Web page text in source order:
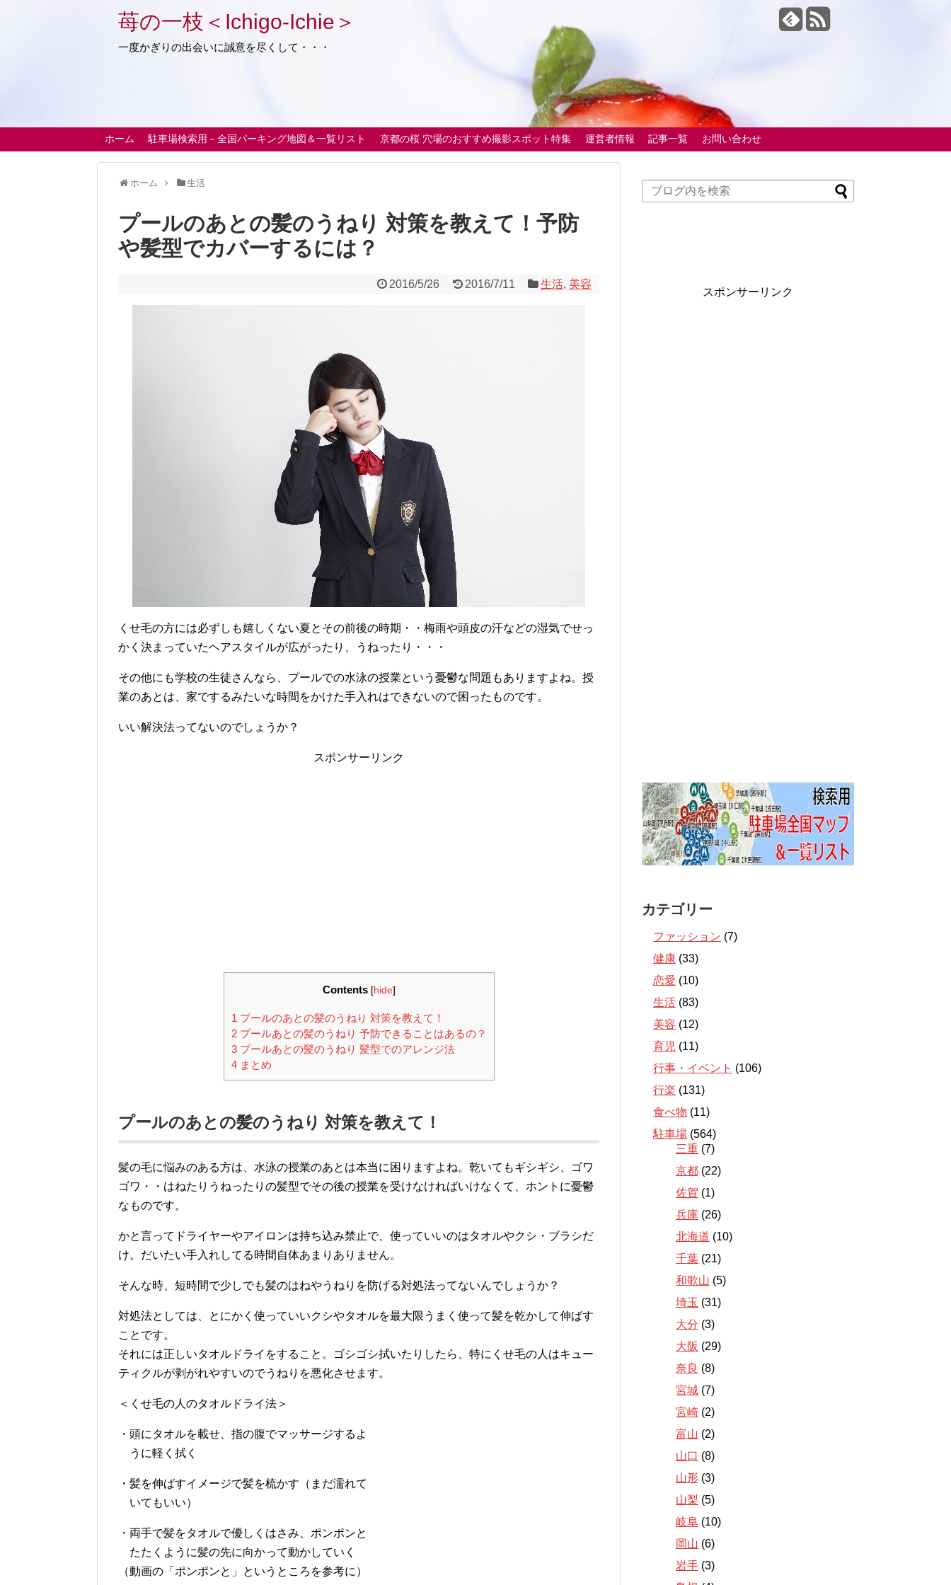
苺の一枝＜Ichigo-Ichie＞
一度かぎりの出会いに誠意を尽くして・・・
ホーム 駐車場検索用－全国パーキング地図＆一覧リスト 京都の桜 穴場のおすすめ撮影スポット特集 運営者情報 記事一覧 お問い合わせ
ホーム 生活
プールのあとの髪のうねり 対策を教えて！予防
や髪型でカバーするには？
2016/5/26 2016/7/11 生活, 美容
くせ毛の方には必ずしも嬉しくない夏とその前後の時期・・梅雨や頭皮の汗などの湿気でせっ
かく決まっていたヘアスタイルが広がったり、うねったり・・・
その他にも学校の生徒さんなら、プールでの水泳の授業という憂鬱な問題もありますよね。授
業のあとは、家でするみたいな時間をかけた手入れはできないので困ったものです。
いい解決法ってないのでしょうか？
スポンサーリンク
Contents [hide]
1 プールのあとの髪のうねり 対策を教えて！
2プールあとの髪のうねり 予防できることはあるの？
3プールあとの髪のうねり 髪型でのアレンジ法
4まとめ
プールのあとの髪のうねり 対策を教えて！
髪の毛に悩みのある方は、水泳の授業のあとは本当に困りますよね。乾いてもギシギシ、ゴワ
ゴワ・・はねたりうねったりの髪型でその後の授業を受けなければいけなくて、ホントに憂鬱
なものです。
かと言ってドライヤーやアイロンは持ち込み禁止で、使っていいのはタオルやクシ・ブラシだ
け。だいたい手入れしてる時間自体あまりありません。
そんな時、短時間で少しでも髪のはねやうねりを防げる対処法ってないんでしょうか？
対処法としては、とにかく使っていいクシやタオルを最大限うまく使って髪を乾かして伸ばす
ことです。
それには正しいタオルドライをすること。ゴシゴシ拭いたりしたら、特にくせ毛の人はキュー
ティクルが剥がれやすいのでうねりを悪化させます。
＜くせ毛の人のタオルドライ法＞
・頭にタオルを載せ、指の腹でマッサージするよ
うに軽く拭く
・髪を伸ばすイメージで髪を梳かす（まだ濡れて
いてもいい）
・両手で髪をタオルで優しくはさみ、ポンポンと
たたくように髪の先に向かって動かしていく
（動画の「ポンポンと」というところを参考に）
スポンサーリンク
カテゴリー
ファッション (7)
健康 (33)
恋愛 (10)
生活 (83)
美容 (12)
育児 (11)
行事・イベント (106)
行楽 (131)
食べ物 (11)
駐車場 (564)
三重 (7)
京都 (22)
佐賀 (1)
兵庫 (26)
北海道 (10)
千葉 (21)
和歌山 (5)
埼玉 (31)
大分 (3)
大阪 (29)
奈良 (8)
宮城 (7)
宮崎 (2)
富山 (2)
山口 (8)
山形 (3)
山梨 (5)
岐阜 (10)
岡山 (6)
岩手 (3)